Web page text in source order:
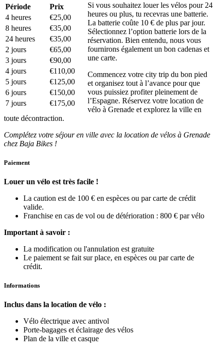
Période
Prix
4 heures
€25,00
8 heures
€35,00
24 heures
€35,00
2 jours
€65,00
3 jours
€90,00
4 jours
€110,00
5 jours
€125,00
6 jours
€150,00
7 jours
€175,00
Si vous souhaitez louer les vélos pour 24
heures ou plus, tu recevras une batterie.
La batterie coûte 10 € de plus par jour.
Sélectionnez l’option batterie lors de la
réservation. Bien entendu, nous vous
fournirons également un bon cadenas et
une carte.
Commencez votre city trip du bon pied
et organisez tout à l’avance pour que
vous puissiez profiter pleinement de
l’Espagne. Réservez votre location de
vélo à Grenade et explorez la ville en
toute décontraction.
Complétez votre séjour en ville avec la location de vélos à Grenade
chez Baja Bikes !
Paiement
Louer un vélo est très facile !
La caution est de 100 € en espèces ou par carte de crédit
valide.
Franchise en cas de vol ou de détérioration : 800 € par vélo
Important à savoir :
La modification ou l'annulation est gratuite
Le paiement se fait sur place, en espèces ou par carte de
crédit.
Informations
Inclus dans la location de vélo :
Vélo électrique avec antivol
Porte-bagages et éclairage des vélos
Plan de la ville et casque